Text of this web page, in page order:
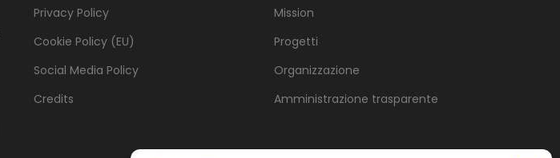
Privacy Policy
Cookie Policy (EU)
Social Media Policy
Credits
Mission
Progetti
Organizzazione
Amministrazione trasparente